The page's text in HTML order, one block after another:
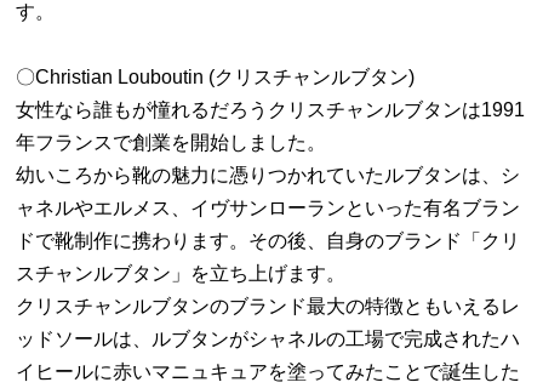
す。
〇Christian Louboutin (クリスチャンルブタン)
女性なら誰もが憧れるだろうクリスチャンルブタンは1991
年フランスで創業を開始しました。
幼いころから靴の魅力に憑りつかれていたルブタンは、シ
ャネルやエルメス、イヴサンローランといった有名ブラン
ドで靴制作に携わります。その後、自身のブランド「クリ
スチャンルブタン」を立ち上げます。
クリスチャンルブタンのブランド最大の特徴ともいえるレ
ッドソールは、ルブタンがシャネルの工場で完成されたハ
イヒールに赤いマニュキュアを塗ってみたことで誕生した